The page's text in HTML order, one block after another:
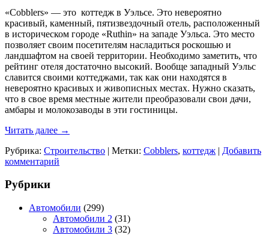
«Cobblers» — это коттедж в Уэльсе. Это невероятно
красивый, каменный, пятизвездочный отель, расположенный
в историческом городе «Ruthin» на западе Уэльса. Это место
позволяет своим посетителям насладиться роскошью и
ландшафтом на своей территории. Необходимо заметить, что
рейтинг отеля достаточно высокий. Вообще западный Уэльс
славится своими коттеджами, так как они находятся в
невероятно красивых и живописных местах. Нужно сказать,
что в свое время местные жители преобразовали свои дачи,
амбары и молокозаводы в эти гостиницы.
Читать далее →
Рубрика: Строительство | Метки: Cobblers, коттедж | Добавить
комментарий
Рубрики
Автомобили (299)
Автомобили 2 (31)
Автомобили 3 (32)